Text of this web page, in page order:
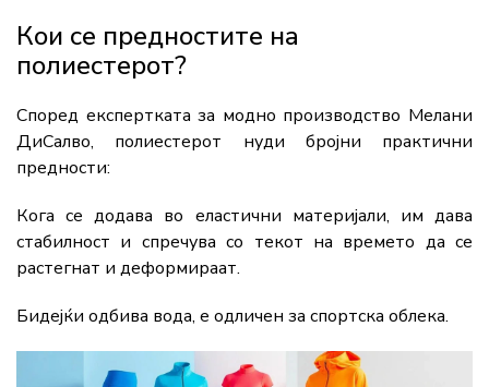
Кои се предностите на
полиестерот?
Според експертката за модно производство Мелани
ДиСалво, полиестерот нуди бројни практични
предности:
Кога се додава во еластични материјали, им дава
стабилност и спречува со текот на времето да се
растегнат и деформираат.
Бидејќи одбива вода, е одличен за спортска облека.